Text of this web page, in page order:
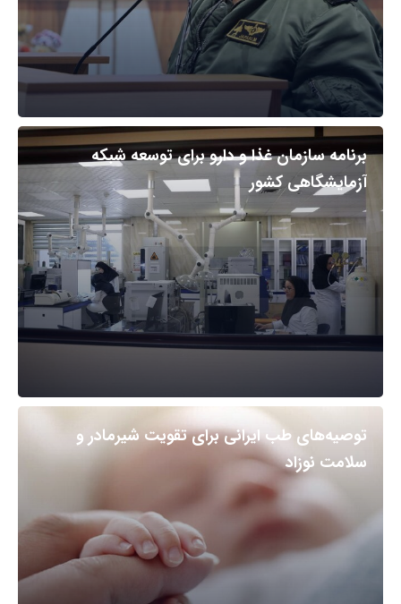
برنامه سازمان غذا و دارو برای توسعه شبکه
آزمایشگاهی کشور
توصیه‌های طب ایرانی برای تقویت شیرمادر و
سلامت نوزاد